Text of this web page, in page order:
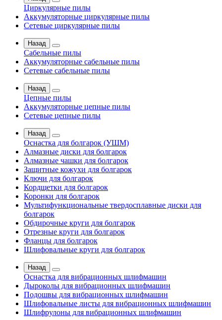
Циркулярные пилы
Аккумуляторные циркулярные пилы
Сетевые циркулярные пилы
Назад
Сабельные пилы
Аккумуляторные сабельные пилы
Сетевые сабельные пилы
Назад
Цепные пилы
Аккумуляторные цепные пилы
Сетевые цепные пилы
Назад
Оснастка для болгарок (УШМ)
Алмазные диски для болгарок
Алмазные чашки для болгарок
Защитные кожухи для болгарок
Ключи для болгарок
Кордщетки для болгарок
Коронки для болгарок
Мультифункциональные твердосплавные диски для
болгарок
Обдирочные круги для болгарок
Отрезные круги для болгарок
Фланцы для болгарок
Шлифовальные круги для болгарок
Назад
Оснастка для вибрационных шлифмашин
Дыроколы для вибрационных шлифмашин
Подошвы для вибрационных шлифмашин
Шлифовальные листы для вибрационных шлифмашин
Шлифрулоны для вибрационных шлифмашин